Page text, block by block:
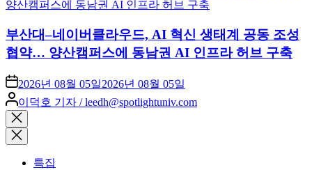
부산대–네이버클라우드, AI 혁신 생태계 공동 조성
협약… 양산캠퍼스에 동남권 AI 인프라 허브 구축
2026년 08월 05일2026년 08월 05일
Posted
by
이덕호 기자 / leedh@spotlightuniv.com
Close
search
특집